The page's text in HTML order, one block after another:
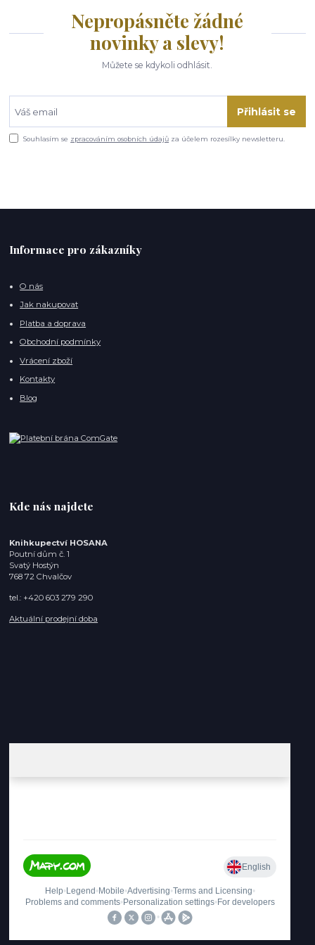
Nepropásněte žádné
novinky a slevy!
Můžete se kdykoli odhlásit.
Přihlásit se
Souhlasím se zpracováním osobních údajů za účelem rozesílky newsletteru.
Informace pro zákazníky
O nás
Jak nakupovat
Platba a doprava
Obchodní podmínky
Vrácení zboží
Kontakty
Blog
Kde nás najdete
Knihkupectví HOSANA
Poutní dům č. 1
Svatý Hostýn
768 72 Chvalčov
tel.: +420 603 279 290
Aktuální prodejní doba